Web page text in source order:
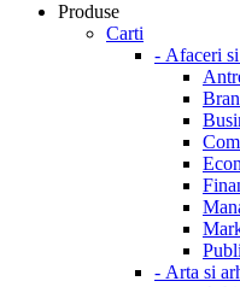
Produse
Carti
- Afaceri
- Arta si